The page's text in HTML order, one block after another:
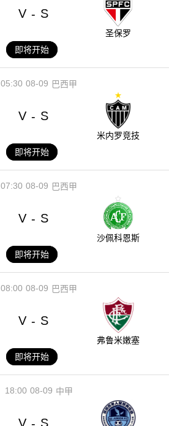
V - S
圣保罗
即将开始
08-09
05:30 巴西甲
V - S
米内罗竞技
即将开始
08-09
07:30 巴西甲
V - S
沙佩科恩斯
即将开始
08-09
08:00 巴西甲
V - S
弗鲁米嫩塞
即将开始
08-09
18:00 中甲
V S